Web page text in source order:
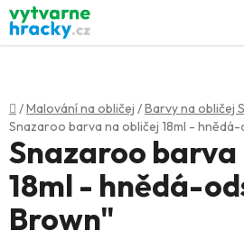
Přejít
na
obsah
Domů
/Malování na obličej /Barvy na obličej
Snazaroo barva na obličej 18ml -
Snazaroo
18ml - hnědá-
Brown"